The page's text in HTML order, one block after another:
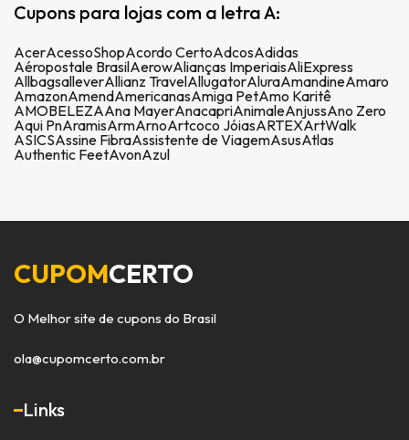
Cupons para lojas com a letra A:
AcerAcessoShopAcordo CertoAdcosAdidas
Aéropostale BrasilAerowAlianças ImperiaisAliExpress
AllbagsalleverAllianz TravelAllugatorAluraAmandineAmaro
AmazonAmendAmericanasAmiga PetAmo Karitê
AMOBELEZAAna MayerAnacapriAnimaleAnjussAno Zero
Aqui PnAramisArmArnoArtcoco JóiasARTEXArtWalk
ASICSAssine FibraAssistente de ViagemAsusAtlas
Authentic FeetAvonAzul
CUPOMCERTO
O Melhor site de cupons do Brasil
ola@cupomcerto.com.br
Links